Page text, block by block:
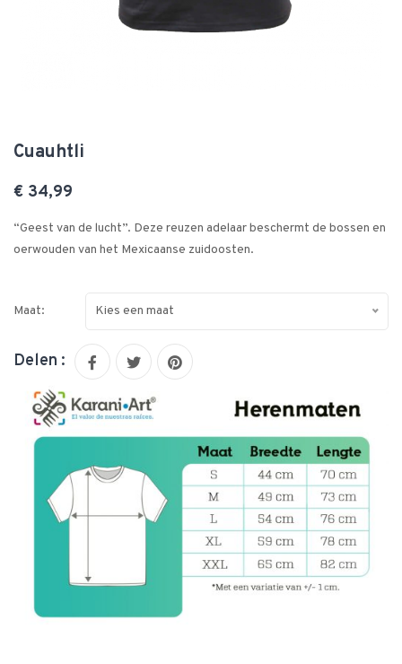
Cuauhtli
€ 34,99
“Geest van de lucht”. Deze reuzen adelaar beschermt de bossen en
oerwouden van het Mexicaanse zuidoosten.
Maat: Kies een maat
Delen :